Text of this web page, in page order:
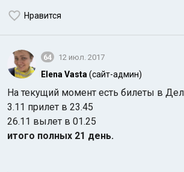
Нравится
64 12 июл. 2017
Elena Vasta (сайт-админ)
На текущий момент есть билеты в
3.11 прилет в 23.45
26.11 вылет в 01.25
итого полных 21 день.